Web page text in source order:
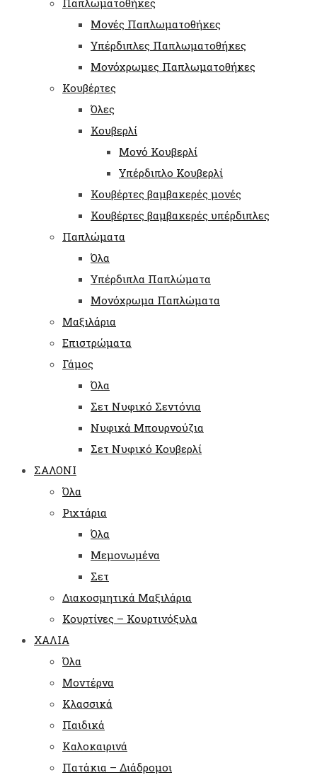
Μονές Παπλωματοθήκες
Υπέρδιπλες Παπλωματοθήκες
Μονόχρωμες Παπλωματοθήκες
Κουβέρτες
Όλες
Κουβερλί
Μονό Κουβερλί
Υπέρδιπλο Κουβερλί
Κουβέρτες βαμβακερές μονές
Κουβέρτες βαμβακερές υπέρδιπλες
Παπλώματα
Όλα
Υπέρδιπλα Παπλώματα
Μονόχρωμα Παπλώματα
Μαξιλάρια
Επιστρώματα
Γάμος
Όλα
Σετ Νυφικό Σεντόνια
Νυφικά Μπουρνούζια
Σετ Νυφικό Κουβερλί
ΣΑΛΟΝΙ
Όλα
Ριχτάρια
Όλα
Μεμονωμένα
Σετ
Διακοσμητικά Μαξιλάρια
Κουρτίνες – Κουρτινόξυλα
ΧΑΛΙΑ
Όλα
Μοντέρνα
Κλασσικά
Παιδικά
Καλοκαιρινά
Πατάκια – Διάδρομοι